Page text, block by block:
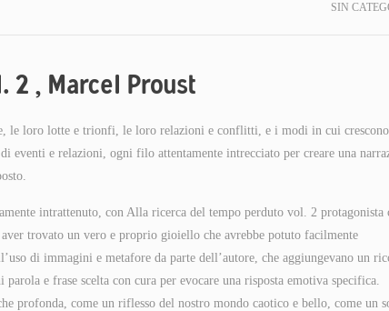
SIN
2 , Marcel Proust
le loro lotte e trionfi, le loro relazioni e conflitti, e i modi in cui
eventi e relazioni, ogni filo attentamente intrecciato per creare una
intrattenuto, con Alla ricerca del tempo perduto vol. 2 protagonista
trovato un vero e proprio gioiello che avrebbe potuto facilmente
di immagini e metafore da parte dell’autore, che aggiungevano un
e frase scelta con cura per evocare una risposta emotiva specifica.
profonda, come un riflesso del nostro mondo caotico e bello, come un